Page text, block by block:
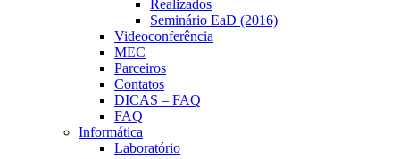
Realizados
Seminário EaD (2016)
Videoconferência
MEC
Parceiros
Contatos
DICAS – FAQ
FAQ
Informática
Laboratório